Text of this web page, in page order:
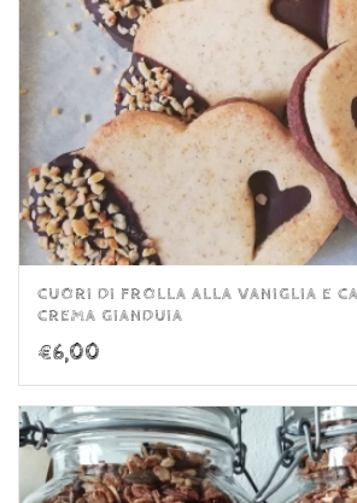
CUORI DI FROLLA ALLA VANIGLIA E
CREMA GIANDUIA
€6,00